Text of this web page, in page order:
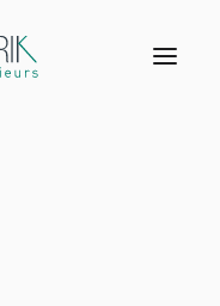
formation,